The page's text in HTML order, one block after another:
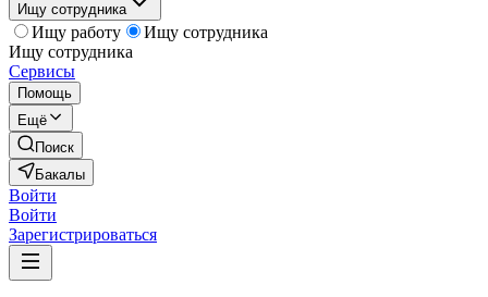
Ищу сотрудника
Ищу работу
Ищу сотрудника
Ищу сотрудника
Сервисы
Помощь
Ещё
Поиск
Бакалы
Войти
Войти
Зарегистрироваться